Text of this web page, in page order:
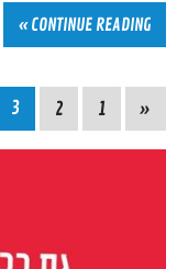
CONTINUE READING »
«
1
2
3